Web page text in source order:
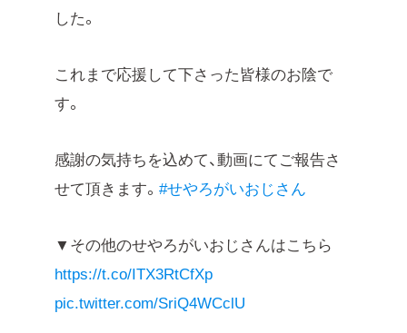
した。
これまで応援して下さった皆様のお陰で
す。
感謝の気持ちを込めて、動画にてご報告さ
せて頂きます。 #せやろがいおじさん
▼その他のせやろがいおじさんはこちら
https://t.co/ITX3RtCfXp
pic.twitter.com/SriQ4WCclU